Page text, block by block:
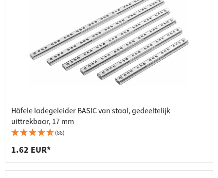
Häfele ladegeleider BASIC van staal, gedeeltelijk
uittrekbaar, 17 mm
(88)
1.62 EUR*